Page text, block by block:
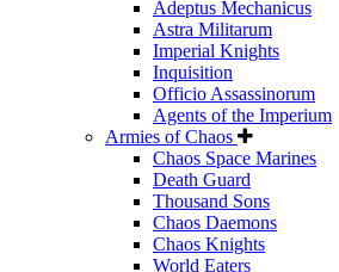
Adeptus Mechanicus
Astra Militarum
Imperial Knights
Inquisition
Officio Assassinorum
Agents of the Imperium
Armies of Chaos
Chaos Space Marines
Death Guard
Thousand Sons
Chaos Daemons
Chaos Knights
World Eaters